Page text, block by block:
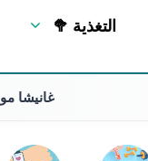
🥦 التغذية
غانيشا